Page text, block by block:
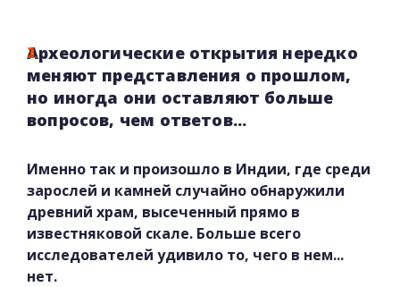
Археологические открытия нередко
меняют представления о прошлом,
но иногда они оставляют больше
вопросов, чем ответов...
Именно так и произошло в Индии, где среди
зарослей и камней случайно обнаружили
древний храм, высеченный прямо в
известняковой скале. Больше всего
исследователей удивило то, чего в нем...
нет.